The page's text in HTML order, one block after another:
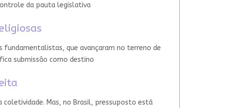
da pauta legislativa
fundamentalistas, que avançaram no terreno de
submissão como destino
coletividade. Mas, no Brasil, pressuposto está